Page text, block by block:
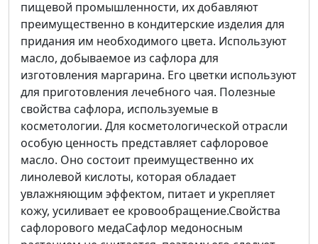
пищевой промышленности, их добавляют
преимущественно в кондитерские изделия для
придания им необходимого цвета. Используют
масло, добываемое из сафлора для
изготовления маргарина. Его цветки используют
для приготовления лечебного чая. Полезные
свойства сафлора, используемые в
косметологии. Для косметологической отрасли
особую ценность представляет сафлоровое
масло. Оно состоит преимущественно их
линолевой кислоты, которая обладает
увлажняющим эффектом, питает и укрепляет
кожу, усиливает ее кровообращение.Свойства
сафлорового медаСафлор медоносным